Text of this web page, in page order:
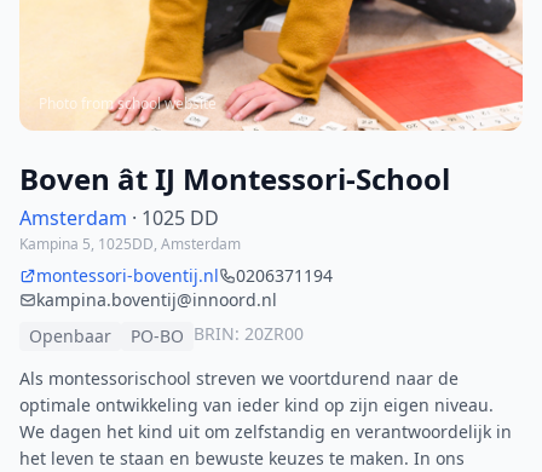
Photo from school website
Boven ât IJ Montessori-School
Amsterdam · 1025 DD
Kampina 5, 1025DD, Amsterdam
montessori-boventij.nl
0206371194
kampina.boventij@innoord.nl
Openbaar
PO-BO BRIN: 20ZR00
Als montessorischool streven we voortdurend naar de
optimale ontwikkeling van ieder kind op zijn eigen niveau.
We dagen het kind uit om zelfstandig en verantwoordelijk in
het leven te staan en bewuste keuzes te maken. In ons